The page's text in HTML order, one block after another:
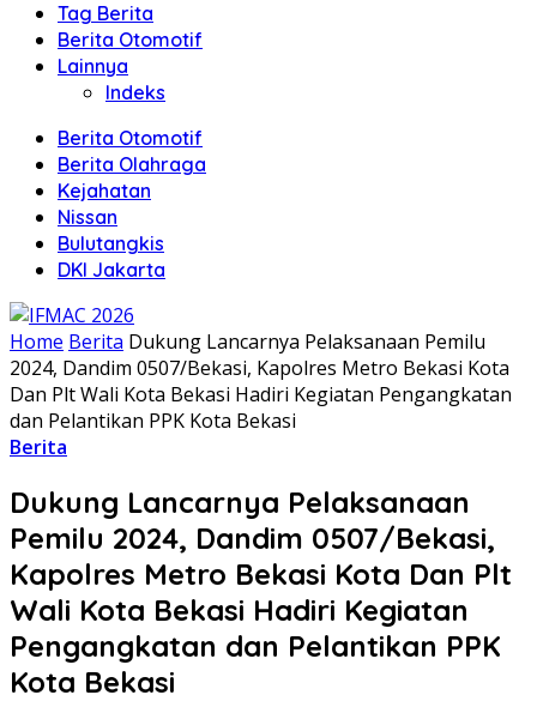
Tag Berita
Berita Otomotif
Lainnya
Indeks
Berita Otomotif
Berita Olahraga
Kejahatan
Nissan
Bulutangkis
DKI Jakarta
Home Berita Dukung Lancarnya Pelaksanaan Pemilu
2024, Dandim 0507/Bekasi, Kapolres Metro Bekasi Kota
Dan Plt Wali Kota Bekasi Hadiri Kegiatan Pengangkatan
dan Pelantikan PPK Kota Bekasi
Berita
Dukung Lancarnya Pelaksanaan
Pemilu 2024, Dandim 0507/Bekasi,
Kapolres Metro Bekasi Kota Dan Plt
Wali Kota Bekasi Hadiri Kegiatan
Pengangkatan dan Pelantikan PPK
Kota Bekasi